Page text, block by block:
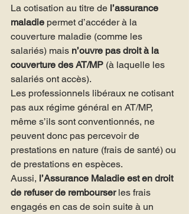
La cotisation au titre de l’assurance
maladie permet d’accéder à la
couverture maladie (comme les
salariés) mais n’ouvre pas droit à la
couverture des AT/MP (à laquelle les
salariés ont accès).
Les professionnels libéraux ne cotisant
pas aux régime général en AT/MP,
même s’ils sont conventionnés, ne
peuvent donc pas percevoir de
prestations en nature (frais de santé) ou
de prestations en espèces.
Aussi, l’Assurance Maladie est en droit
de refuser de rembourser les frais
engagés en cas de soin suite à un